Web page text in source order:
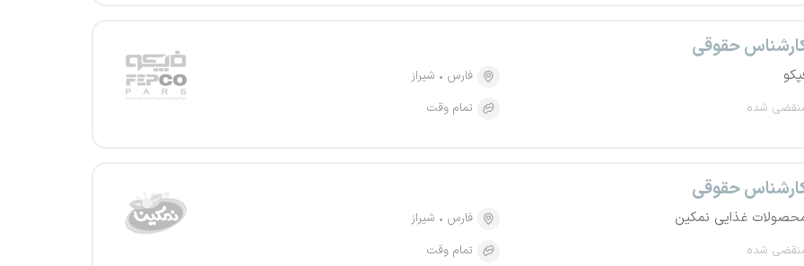
حقوقی
شده
فارس
شیراز
تمام وقت
حقوقی
غذایی نمکین
شده
فارس
شیراز
تمام وقت